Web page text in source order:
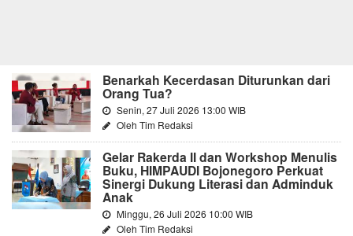
Benarkah Kecerdasan Diturunkan dari
Orang Tua?
Senin, 27 Juli 2026 13:00 WIB
Oleh Tim Redaksi
Gelar Rakerda II dan Workshop Menulis
Buku, HIMPAUDI Bojonegoro Perkuat
Sinergi Dukung Literasi dan Adminduk
Anak
Minggu, 26 Juli 2026 10:00 WIB
Oleh Tim Redaksi